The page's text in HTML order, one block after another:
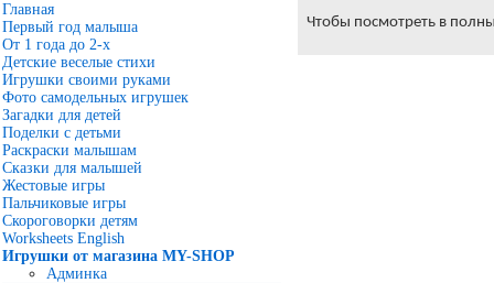
Главная
Первый год малыша
От 1 года до 2-х
Детские веселые стихи
Игрушки своими руками
Фото самодельных игрушек
Загадки для детей
Поделки с детьми
Раскраски малышам
Сказки для малышей
Жестовые игры
Пальчиковые игры
Скороговорки детям
Worksheets English
Игрушки от магазина MY-SHOP
Админка
Чтобы посмотреть в